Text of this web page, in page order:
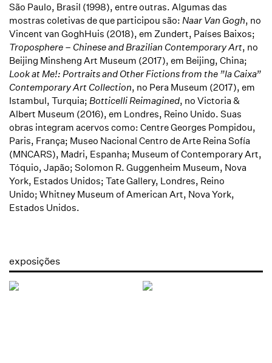
São Paulo, Brasil (1998), entre outras. Algumas das
mostras coletivas de que participou são: Naar Van Gogh, no
Vincent van GoghHuis (2018), em Zundert, Países Baixos;
Troposphere – Chinese and Brazilian Contemporary Art, no
Beijing Minsheng Art Museum (2017), em Beijing, China;
Look at Me!: Portraits and Other Fictions from the ”la Caixa”
Contemporary Art Collection, no Pera Museum (2017), em
Istambul, Turquia; Botticelli Reimagined, no Victoria &
Albert Museum (2016), em Londres, Reino Unido. Suas
obras integram acervos como: Centre Georges Pompidou,
Paris, França; Museo Nacional Centro de Arte Reina Sofía
(MNCARS), Madri, Espanha; Museum of Contemporary Art,
Tóquio, Japão; Solomon R. Guggenheim Museum, Nova
York, Estados Unidos; Tate Gallery, Londres, Reino
Unido; Whitney Museum of American Art, Nova York,
Estados Unidos.
exposições